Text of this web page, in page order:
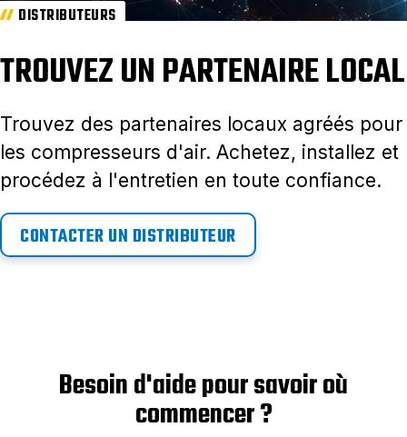
DISTRIBUTEURS
TROUVEZ UN PARTENAIRE LOCAL
Trouvez des partenaires locaux agréés pour
les compresseurs d'air. Achetez, installez et
procédez à l'entretien en toute confiance.
CONTACTER UN DISTRIBUTEUR
Besoin d'aide pour savoir où
commencer ?